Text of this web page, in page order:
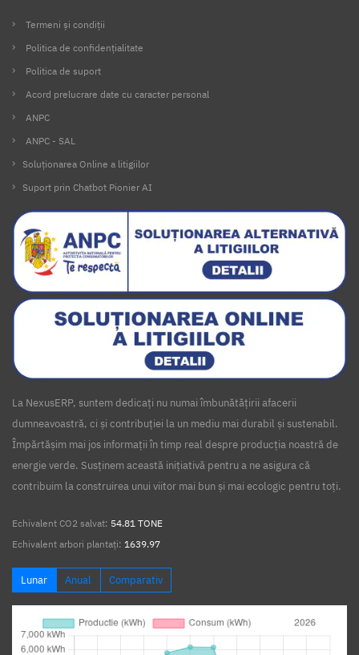
Termeni și condiții
Politica de confidențialitate
Politica de suport
Acord prelucrare date cu caracter personal
ANPC
ANPC - SAL
Soluționarea Online a litigiilor
Suport prin Chatbot Pionier AI
La NexusERP, suntem dedicați nu numai îmbunătățirii afacerii
dumneavoastră, ci și contribuției la un mediu mai durabil și sustenabil.
Împărtășim mai jos informații în timp real despre producția noastră de
energie verde. Susținem această inițiativă pentru a ne asigura că
contribuim la construirea unui viitor mai bun și mai ecologic pentru toți.
Echivalent CO2 salvat: 54.81 TONE
Echivalent arbori plantați: 1639.97
Lunar Anual Comparativ